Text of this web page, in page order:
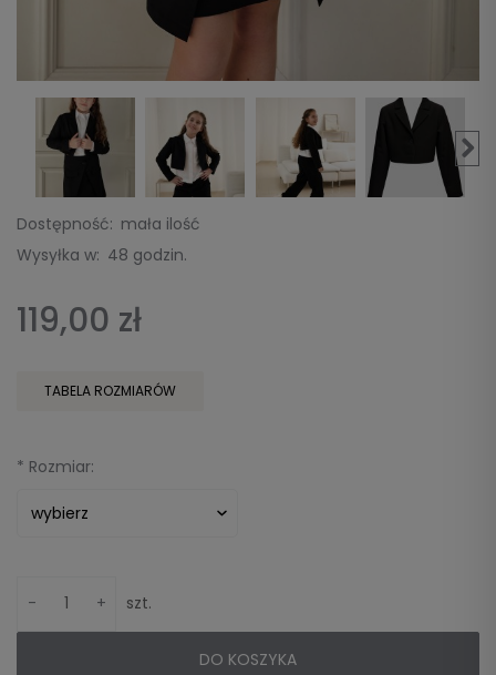
Dostępność: mała ilość
Wysyłka w: 48 godzin.
119,00 zł
TABELA ROZMIARÓW
* Rozmiar:
- + szt.
DO KOSZYKA